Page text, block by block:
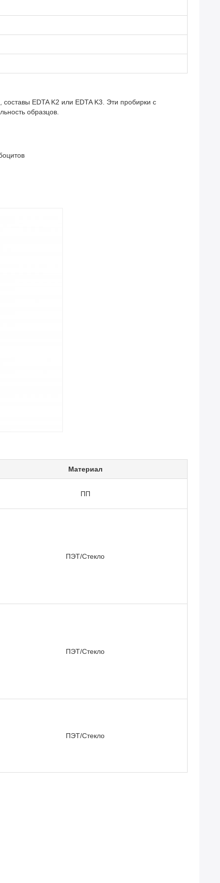
EDTA K2 или EDTA K3. Эти пробирки с
образцов.
Материал
ПП
ПЭТ/Стекло
ПЭТ/Стекло
ПЭТ/Стекло